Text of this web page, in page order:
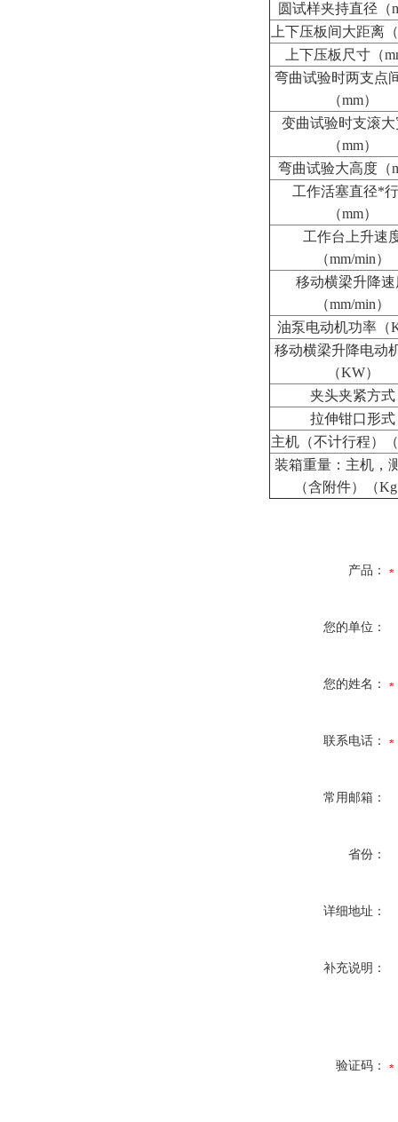
圆试样夹持直径（
上下压板间大距离（
上下压板尺寸（
弯曲试验时两支点
（mm）
变曲试验时支滚
（mm）
弯曲试验大高度（
工作活塞直径*
（mm）
工作台上升速
（mm/min）
移动横梁升降速
（mm/min）
油泵电动机功率（
移动横梁升降电动
（KW）
夹头夹紧方式
拉伸钳口形式
主机（不计行程）（
装箱重量：主机，
（含附件）（Kg
产品：
您的单位：
您的姓名：
联系电话：
常用邮箱：
省份：
详细地址：
补充说明：
验证码：